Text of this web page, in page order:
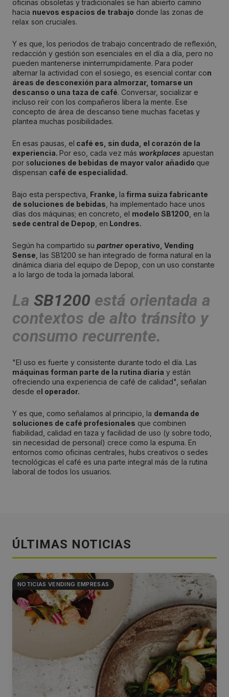
oficinas obsoletas y tradicionales se han abierto camino
hacia nuevos espacios de trabajo donde las zonas de
relax son cruciales.
Y es que, los periodos de trabajo concentrado de reflexión,
redacción y gestión son esenciales en el día a día, pero no
pueden mantenerse ininterrumpidamente. Para poder
alternar la actividad con el sosiego, es esencial contar con
áreas de desconexión para almorzar, tomarse un
descanso o una taza de café. Conversar, socializar e
incluso reír con los compañeros libera la mente. Ese
concepto de área de descanso tiene muchas facetas y
plantea muchas posibilidades.
En esas pausas, el café es, sin duda, el corazón de la
experiencia. Por eso, cada vez más workplaces apuestan
por soluciones de bebidas de mayor valor añadido que
dispensan café de especialidad.
Bajo esta perspectiva, Franke, la firma suiza fabricante
de soluciones de bebidas , ha implementado hace unos
días dos máquinas; en concreto, el modelo SB1200 , en la
sede central de Depop , en Londres.
Según ha compartido su partner operativo, Vending
Sense , las SB1200 se han integrado de forma natural en la
dinámica diaria del equipo de Depop, con un uso constante
a lo largo de toda la jornada laboral.
La SB1200 está orientada a
contextos de alto tránsito y
consumo recurrente.
"El uso es fuerte y consistente durante todo el día. Las
máquinas forman parte de la rutina diaria y están
ofreciendo una experiencia de café de calidad", señalan
desde el operador.
Y es que, como señalamos al principio, la demanda de
soluciones de café profesionales que combinen
fiabilidad, calidad en taza y facilidad de uso (y sobre todo,
sin necesidad de personal) crece como la espuma. En
entornos como oficinas centrales, hubs creativos o sedes
tecnológicas el café es una parte integral más de la rutina
laboral de todos los usuarios.
ÚLTIMAS NOTICIAS
NOTICIAS VENDING EMPRESAS